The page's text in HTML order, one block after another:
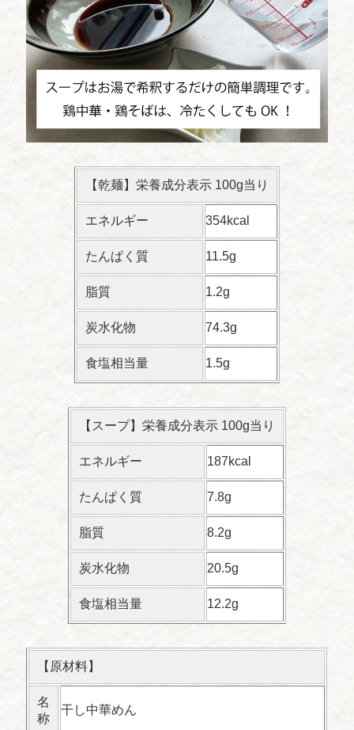
【乾麺】栄養成分表示 100g当り
エネルギー 354kcal
たんぱく質 11.5g
脂質 1.2g
炭水化物 74.3g
食塩相当量 1.5g
【スープ】栄養成分表示 100g当り
エネルギー 187kcal
たんぱく質 7.8g
脂質 8.2g
炭水化物 20.5g
食塩相当量 12.2g
【原材料】
名
称
干し中華めん